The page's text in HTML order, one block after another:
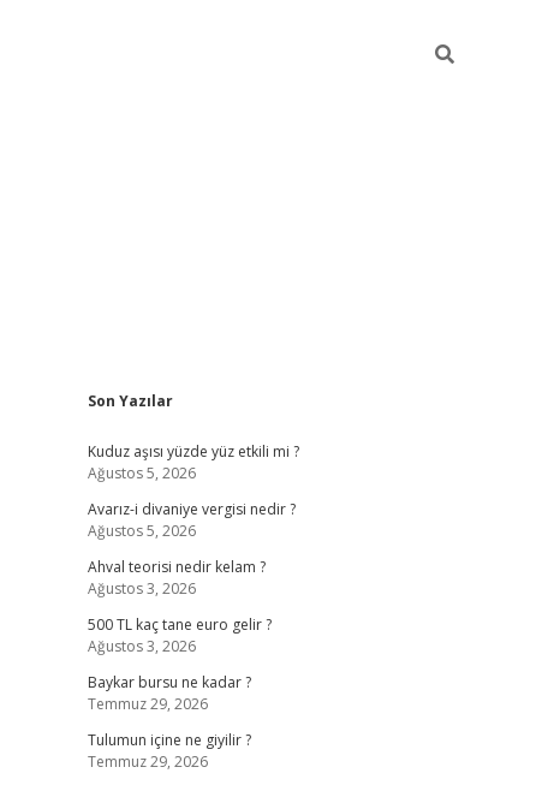
Sidebar
Son Yazılar
Kuduz aşısı yüzde yüz etkili mi ?
Ağustos 5, 2026
Avarız-i divaniye vergisi nedir ?
Ağustos 5, 2026
Ahval teorisi nedir kelam ?
Ağustos 3, 2026
500 TL kaç tane euro gelir ?
Ağustos 3, 2026
Baykar bursu ne kadar ?
Temmuz 29, 2026
Tulumun içine ne giyilir ?
Temmuz 29, 2026